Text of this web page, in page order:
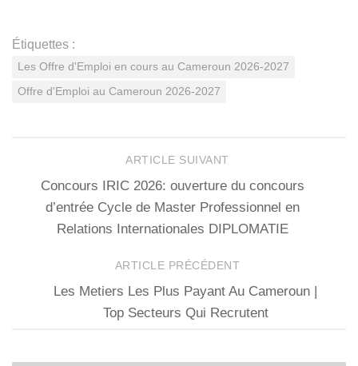
Étiquettes :
Les Offre d'Emploi en cours au Cameroun 2026-2027
Offre d'Emploi au Cameroun 2026-2027
ARTICLE SUIVANT
Concours IRIC 2026: ouverture du concours
d’entrée Cycle de Master Professionnel en
Relations Internationales DIPLOMATIE
ARTICLE PRÉCÉDENT
Les Metiers Les Plus Payant Au Cameroun |
Top Secteurs Qui Recrutent